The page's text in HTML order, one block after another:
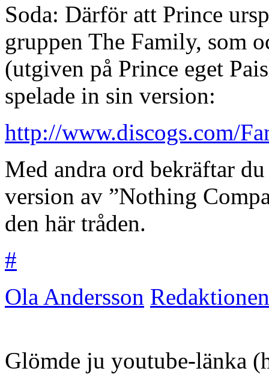
Soda: Därför att Prince
gruppen The Family, som
(utgiven på Prince eget
spelade in sin version:
http://www.discogs.com/
Med andra ord bekräftar
version av ”Nothing
den här tråden.
#
Ola Andersson Redaktionen
Glömde ju youtube-länka